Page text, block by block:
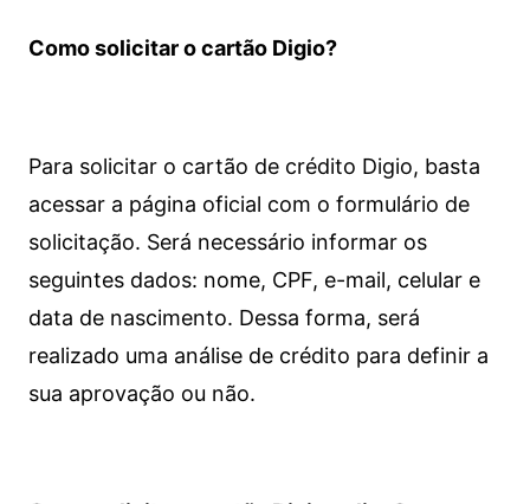
Como solicitar o cartão Digio?
Para solicitar o cartão de crédito Digio, basta
acessar a página oficial com o formulário de
solicitação. Será necessário informar os
seguintes dados: nome, CPF, e-mail, celular e
data de nascimento. Dessa forma, será
realizado uma análise de crédito para definir a
sua aprovação ou não.